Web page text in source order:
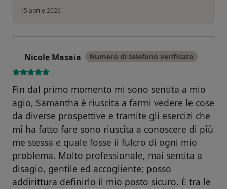
15 aprile 2026
Nicole Masaia Numero di telefono verificato
Fin dal primo momento mi sono sentita a mio
agio, Samantha è riuscita a farmi vedere le cose
da diverse prospettive e tramite gli esercizi che
mi ha fatto fare sono riuscita a conoscere di più
me stessa e quale fosse il fulcro di ogni mio
problema. Molto professionale, mai sentita a
disagio, gentile ed accogliente; posso
addirittura definirlo il mio posto sicuro. È tra le